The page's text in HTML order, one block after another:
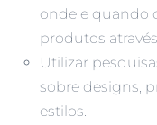
onde e quando
produtos
Utilizar
sobre designs,
estilos.